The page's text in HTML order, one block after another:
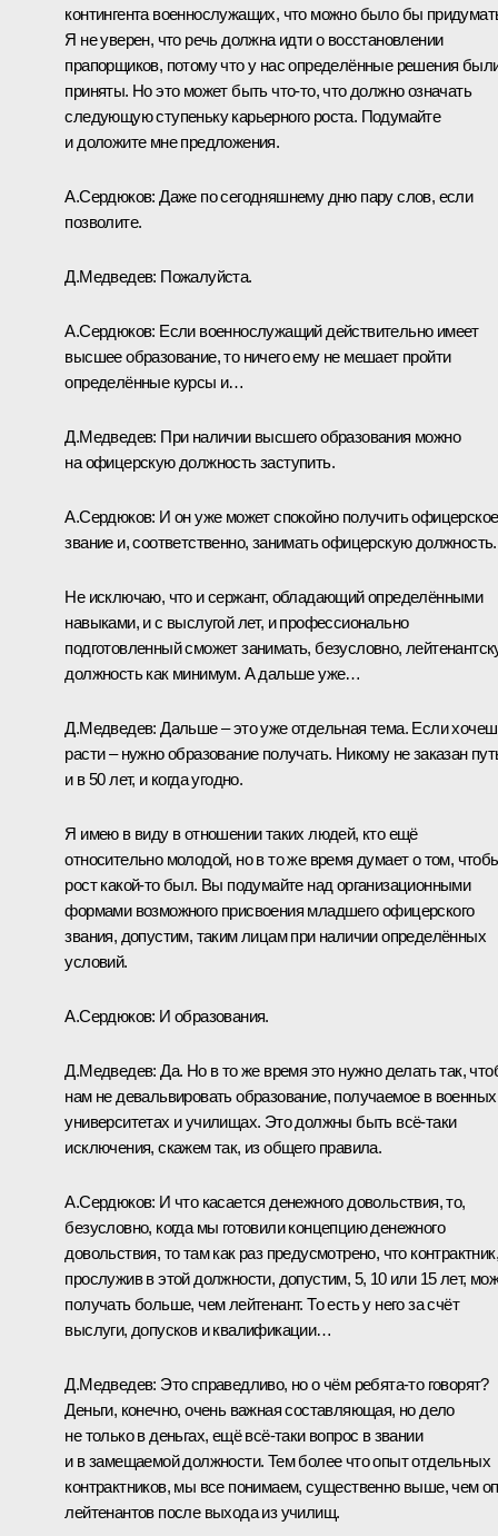
контингента военнослужащих, что можно было бы
Я не уверен, что речь должна идти о восстановлении
прапорщиков, потому что у нас определённые решения
приняты. Но это может быть что‑то, что должно означать
следующую ступеньку карьерного роста. Подумайте
и доложите мне предложения.
А.Сердюков: Даже по сегодняшнему дню пару слов, если
позволите.
Д.Медведев: Пожалуйста.
А.Сердюков: Если военнослужащий действительно имеет
высшее образование, то ничего ему не мешает пройти
определённые курсы и…
Д.Медведев: При наличии высшего образования можно
на офицерскую должность заступить.
А.Сердюков: И он уже может спокойно получить офицерское
звание и, соответственно, занимать офицерскую должность.
Не исключаю, что и сержант, обладающий определёнными
навыками, и с выслугой лет, и профессионально
подготовленный сможет занимать, безусловно,
должность как минимум. А дальше уже…
Д.Медведев: Дальше – это уже отдельная тема. Если
расти – нужно образование получать. Никому не заказан
и в 50 лет, и когда угодно.
Я имею в виду в отношении таких людей, кто ещё
относительно молодой, но в то же время думает о том,
рост какой‑то был. Вы подумайте над организационными
формами возможного присвоения младшего офицерского
звания, допустим, таким лицам при наличии определённых
условий.
А.Сердюков: И образования.
Д.Медведев: Да. Но в то же время это нужно делать так,
нам не девальвировать образование, получаемое в военных
университетах и училищах. Это должны быть всё‑таки
исключения, скажем так, из общего правила.
А.Сердюков: И что касается денежного довольствия, то,
безусловно, когда мы готовили концепцию денежного
довольствия, то там как раз предусмотрено, что контрактник,
прослужив в этой должности, допустим, 5, 10 или 15 лет,
получать больше, чем лейтенант. То есть у него за счёт
выслуги, допусков и квалификации…
Д.Медведев: Это справедливо, но о чём ребята‑то говорят?
Деньги, конечно, очень важная составляющая, но дело
не только в деньгах, ещё всё‑таки вопрос в звании
и в замещаемой должности. Тем более что опыт отдельных
контрактников, мы все понимаем, существенно выше, чем
лейтенантов после выхода из училищ.